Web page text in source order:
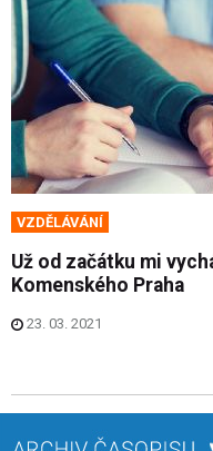
VZDĚLÁVÁNÍ
Už od začátku mi
Komenského Praha
23. 03. 2021